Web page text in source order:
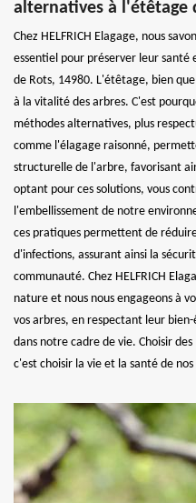
alternatives à l'étêtage
Chez HELFRICH Elagage, nous
essentiel pour préserver leur
de Rots, 14980. L'étêtage, bien
à la vitalité des arbres. C'est
méthodes alternatives, plus
comme l'élagage raisonné,
structurelle de l'arbre, favorisant
optant pour ces solutions, vous
l'embellissement de notre
ces pratiques permettent de
d'infections, assurant ainsi la
communauté. Chez HELFRICH
nature et nous nous engageons à
vos arbres, en respectant leur
dans notre cadre de vie. Choisir
c'est choisir la vie et la santé de